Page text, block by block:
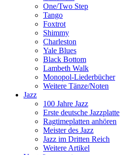
One/Two Step
Tango
Foxtrot
Shimmy
Charleston
Yale Blues
Black Bottom
Lambeth Walk
Monopol-Liederbücher
Weitere Tänze/Noten
Jazz
100 Jahre Jazz
Erste deutsche Jazzplatte
Ragtimeplatten anhören
Meister des Jazz
Jazz im Dritten Reich
Weitere Artikel